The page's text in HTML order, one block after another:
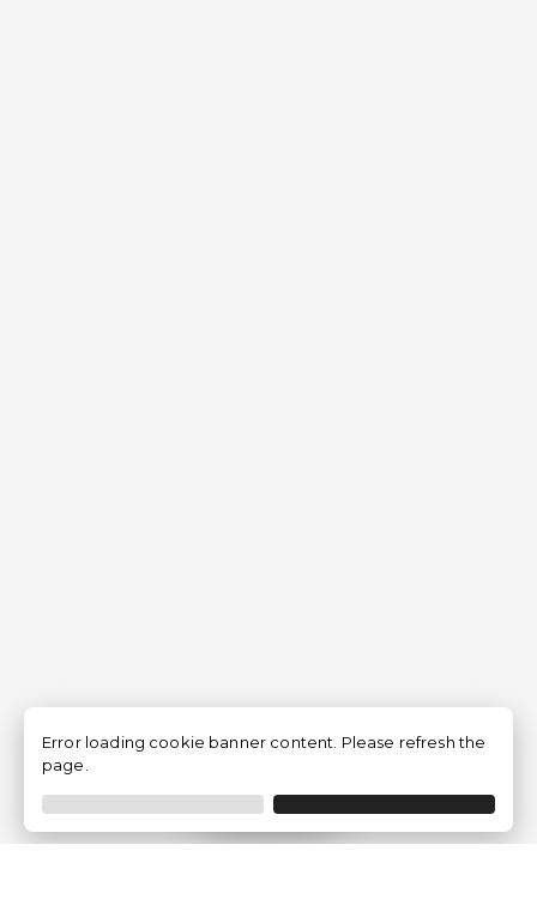
Filtrar
Error loading cookie banner content. Please refresh the
page.